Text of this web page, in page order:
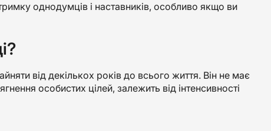
однодумців і наставників, особливо якщо ви
від декількох років до всього життя. Він не має
особистих цілей, залежить від інтенсивності